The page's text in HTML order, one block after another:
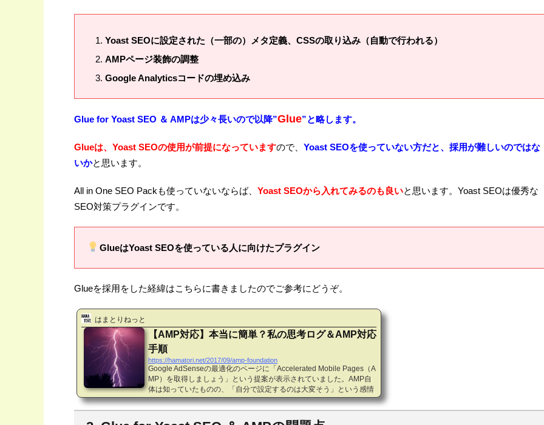
Yoast SEOに設定された（一部の）メタ定義、CSSの取り込み（自動で行われる）
AMPページ装飾の調整
Google Analyticsコードの埋め込み
Glue for Yoast SEO ＆ AMPは少々長いので以降”Glue”と略します。
Glueは、Yoast SEOの使用が前提になっていますので、 Yoast SEOを使っていない方だと、採用が難しいのではな
いかと思います。
All in One SEO Packも使っていないならば、 Yoast SEOから入れてみるのも良いと思います。Yoast SEOは優秀な
SEO対策プラグインです。
GlueはYoast SEOを使っている人に向けたプラグイン
Glueを採用をした経緯はこちらに書きましたのでご参考にどうぞ。
はまとりねっと
【AMP対応】本当に簡単？私の思考ログ＆AMP対応
手順
https://hamatori.net/2017/09/amp-foundation
Google AdSenseの最適化のページに「Accelerated Mobile Pages（A
MP）を取得しましょう」という提案が表示されていました。AMP自
体は知っていたものの、「自分で設定するのは大変そう」という感情
を抱きつつトライしました。本稿では簡単なAMPの説明と、対応する
ための流れなどを記載していきます。基本的にはWordPressユーザー
向けです。※本投稿は2017/09時点の情報にもとづいています。1. AM